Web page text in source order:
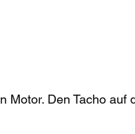
Motor. Den Tacho auf